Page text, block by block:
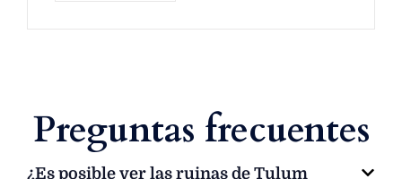
Preguntas frecuentes
¿Es posible ver las ruinas de Tulum